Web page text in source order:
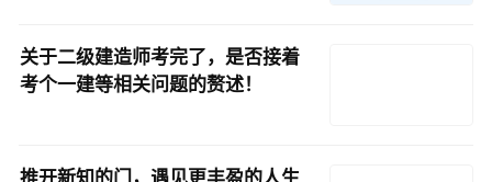
关于二级建造师考完了，是否接着
考个一建等相关问题的赘述！